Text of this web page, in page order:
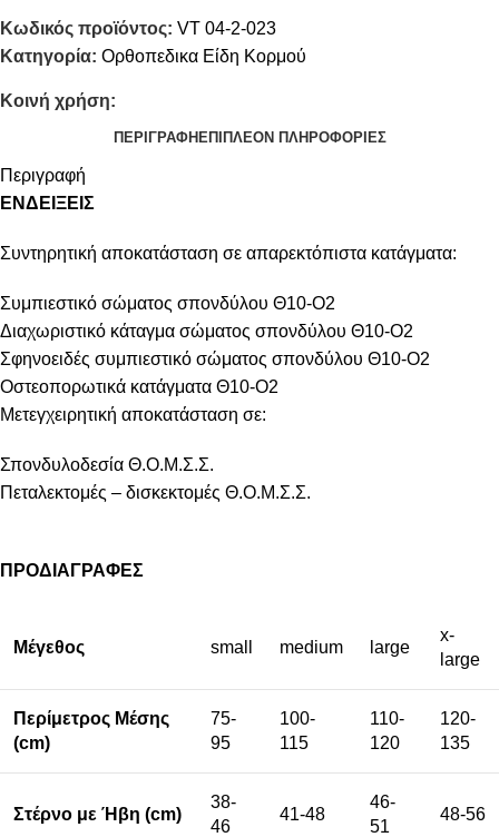
Κωδικός προϊόντος: VT 04-2-023
Κατηγορία: Ορθοπεδικα Είδη Κορμού
Κοινή χρήση:
ΠΕΡΙΓΡΑΦΉ ΕΠΙΠΛΈΟΝ ΠΛΗΡΟΦΟΡΊΕΣ
Περιγραφή
ΕΝΔΕΙΞΕΙΣ
Συντηρητική αποκατάσταση σε απαρεκτόπιστα κατάγματα:
Συμπιεστικό σώματος σπονδύλου Θ10-Ο2
Διαχωριστικό κάταγμα σώματος σπονδύλου Θ10-Ο2
Σφηνοειδές συμπιεστικό σώματος σπονδύλου Θ10-Ο2
Οστεοπορωτικά κατάγματα Θ10-Ο2
Μετεγχειρητική αποκατάσταση σε:
Σπονδυλοδεσία Θ.Ο.Μ.Σ.Σ.
Πεταλεκτομές – δισκεκτομές Θ.Ο.Μ.Σ.Σ.
ΠΡΟΔΙΑΓΡΑΦΕΣ
Μέγεθος small medium large
x-
large
Περίμετρος Μέσης
(cm)
75-
95
100-
115
110-
120
120-
135
Στέρνο με Ήβη (cm)
38-
46
41-48
46-
51
48-56